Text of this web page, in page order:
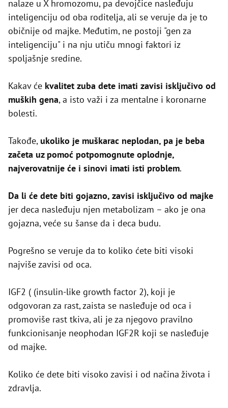
nalaze u X hromozomu, pa devojčice nasleđuju
inteligenciju od oba roditelja, ali se veruje da je to
običnije od majke. Međutim, ne postoji "gen za
inteligenciju" i na nju utiču mnogi faktori iz
spoljašnje sredine.
Kakav će kvalitet zuba dete imati zavisi isključivo od
muških gena, a isto važi i za mentalne i koronarne
bolesti.
Takođe, ukoliko je muškarac neplodan, pa je beba
začeta uz pomoć potpomognute oplodnje,
najverovatnije će i sinovi imati isti problem.
Da li će dete biti gojazno, zavisi isključivo od majke
jer deca nasleđuju njen metabolizam – ako je ona
gojazna, veće su šanse da i deca budu.
Pogrešno se veruje da to koliko ćete biti visoki
najviše zavisi od oca.
IGF2 ( (insulin-like growth factor 2), koji je
odgovoran za rast, zaista se nasleđuje od oca i
promoviše rast tkiva, ali je za njegovo pravilno
funkcionisanje neophodan IGF2R koji se nasleđuje
od majke.
Koliko će dete biti visoko zavisi i od načina života i
zdravlja.